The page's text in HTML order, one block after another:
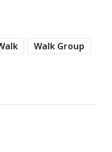
Walk Group